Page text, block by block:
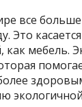
все
Это
мебель.